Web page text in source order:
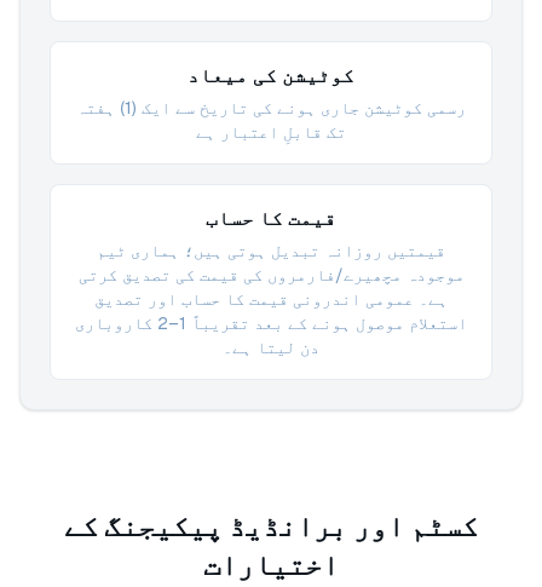
کوٹیشن کی میعاد
رسمی کوٹیشن جاری ہونے کی تاریخ سے ایک (1) ہفتہ
تک قابلِ اعتبار ہے
قیمت کا حساب
قیمتیں روزانہ تبدیل ہوتی ہیں؛ ہماری ٹیم
موجودہ مچھیرے/فارمروں کی قیمت کی تصدیق کرتی
ہے۔ عمومی اندرونی قیمت کا حساب اور تصدیق
استعلام موصول ہونے کے بعد تقریباً 1–2 کاروباری
دن لیتا ہے۔
کسٹم اور برانڈیڈ پیکیجنگ کے
اختیارات